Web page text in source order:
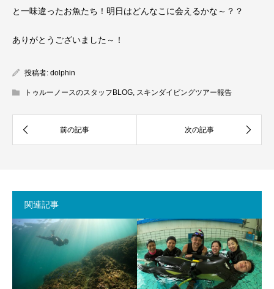
と一味違ったお魚たち！明日はどんなこに会えるかな～？？
ありがとうございました～！
投稿者: dolphin
トゥルーノースのスタッフBLOG, スキンダイビングツアー報告
関連記事